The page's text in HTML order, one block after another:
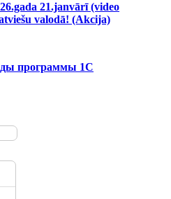
21.janvārī (video
valodā! (Akcija)
программы 1С